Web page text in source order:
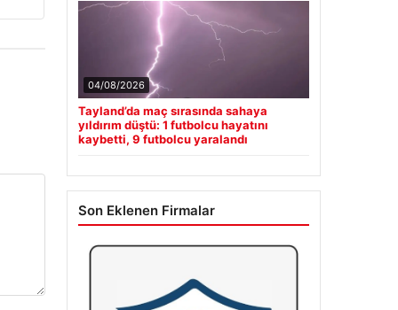
04/08/2026
Tayland’da maç sırasında sahaya
yıldırım düştü: 1 futbolcu hayatını
kaybetti, 9 futbolcu yaralandı
Son Eklenen Firmalar